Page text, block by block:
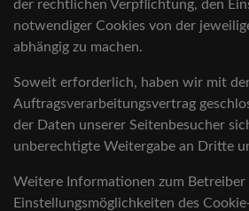
der rechtlichen Verpflichtung, den
notwendiger Cookies von der
abhängig zu machen.
Soweit erforderlich, haben wir mit
Auftragsverarbeitungsvertrag
der Daten unserer Seitenbesucher
unberechtigte Weitergabe an Dritte
Weitere Informationen zum Betreiber
Einstellungsmöglichkeiten des